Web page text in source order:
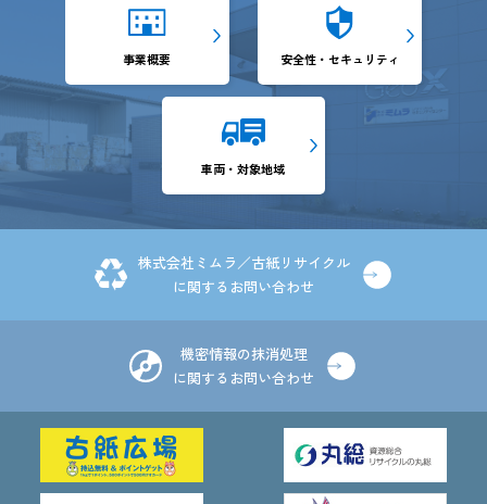
事業概要 安全性・セキュリティ
車両・対象地域
株式会社ミムラ／古紙リサイクル
に関するお問い合わせ
機密情報の抹消処理
に関するお問い合わせ